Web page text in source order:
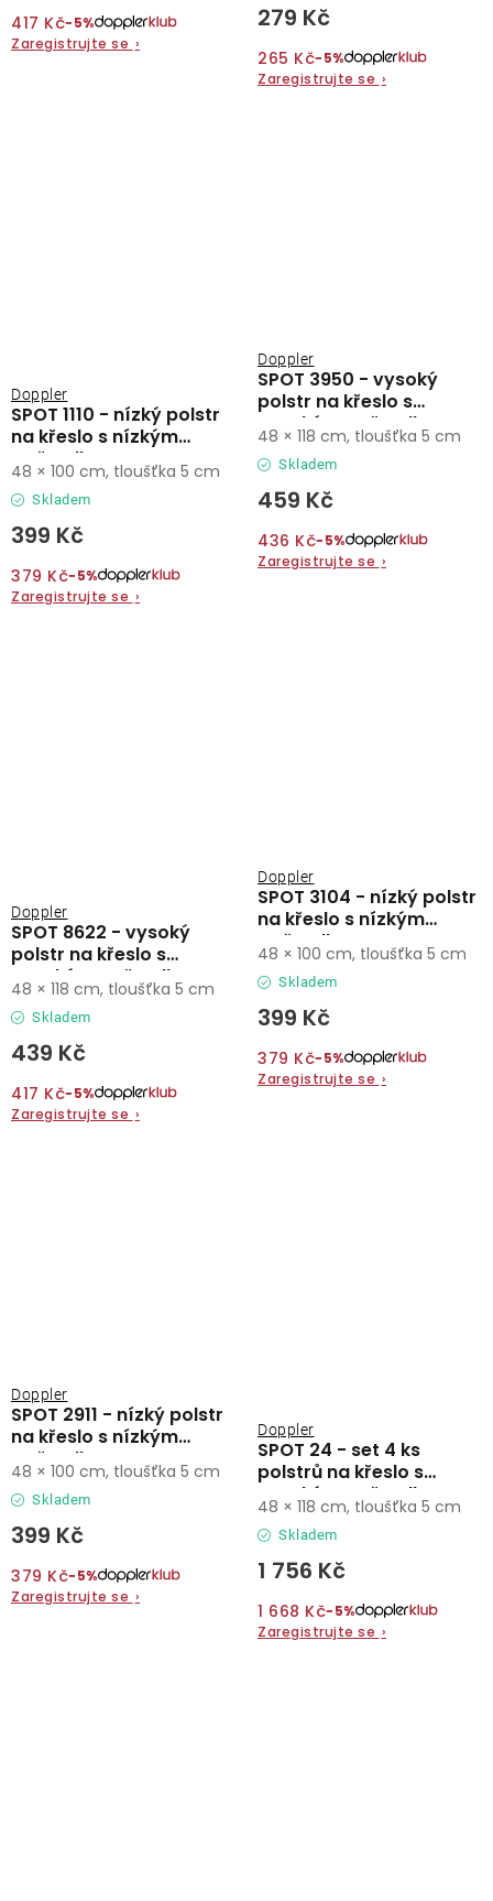
417 Kč−5%
Zaregistrujte se ›
279 Kč
265 Kč−5%
Zaregistrujte se ›
SPOT 1110 - nízký polstr
na křeslo s nízkým
opěradlem
Doppler
Skladem
399 Kč
379 Kč−5%
Zaregistrujte se ›
48 × 100 cm, tloušťka 5 cm
SPOT 3950 - vysoký
polstr na křeslo s
vysokým opěradlem
Doppler
Skladem
459 Kč
436 Kč−5%
Zaregistrujte se ›
48 × 118 cm, tloušťka 5 cm
SPOT 8622 - vysoký
polstr na křeslo s
vysokým opěradlem
Doppler
Skladem
439 Kč
417 Kč−5%
Zaregistrujte se ›
48 × 118 cm, tloušťka 5 cm
SPOT 3104 - nízký polstr
na křeslo s nízkým
opěradlem
Doppler
Skladem
399 Kč
379 Kč−5%
Zaregistrujte se ›
48 × 100 cm, tloušťka 5 cm
SPOT 2911 - nízký polstr
na křeslo s nízkým
opěradlem
Doppler
Skladem
399 Kč
379 Kč−5%
Zaregistrujte se ›
48 × 100 cm, tloušťka 5 cm
SPOT 24 - set 4 ks
polstrů na křeslo s
vysokým opěradlem
Doppler
Skladem
1 756 Kč
1 668 Kč−5%
Zaregistrujte se ›
48 × 118 cm, tloušťka 5 cm